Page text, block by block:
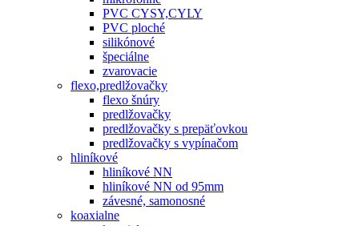
PVC CYSY,CYLY
PVC ploché
silikónové
špeciálne
zvarovacie
flexo,predlžovačky
flexo šnúry
predlžovačky
predlžovačky s prepäťovkou
predlžovačky s vypínačom
hliníkové
hliníkové NN
hliníkové NN od 95mm
závesné, samonosné
koaxialne